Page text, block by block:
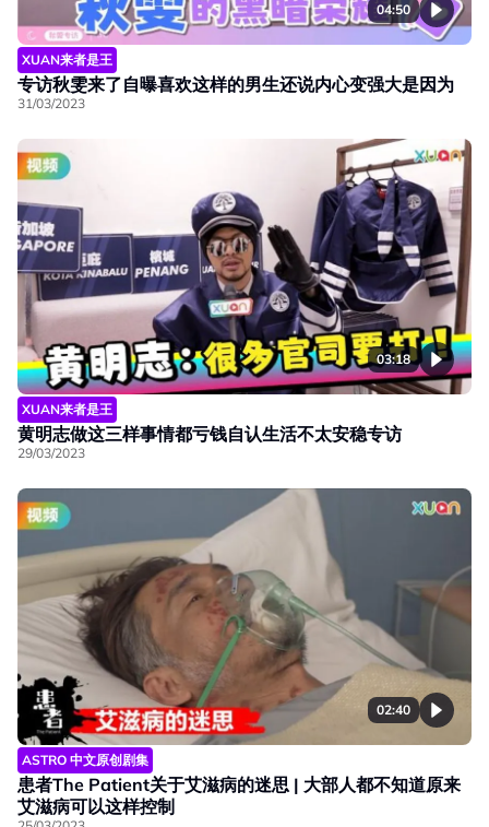
04:50
XUAN来者是王
专访秋雯来了自曝喜欢这样的男生还说内心变强大是因为
31/03/2023
03:18
XUAN来者是王
黄明志做这三样事情都亏钱自认生活不太安稳专访
29/03/2023
02:40
ASTRO 中文原创剧集
患者The Patient关于艾滋病的迷思 | 大部人都不知道原来
艾滋病可以这样控制